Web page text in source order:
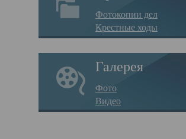
Фотокопии дел
Крестные ходы
Галерея
Фото
Видео